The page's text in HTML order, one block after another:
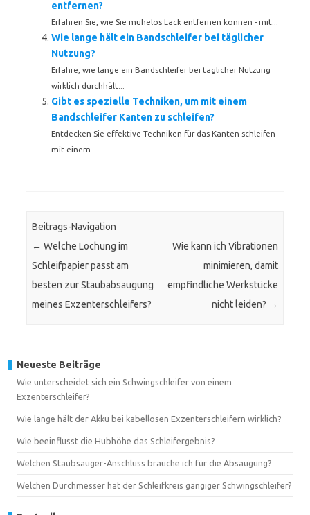
entfernen?
Erfahren Sie, wie Sie mühelos Lack entfernen können - mit...
Wie lange hält ein Bandschleifer bei täglicher
Nutzung?
Erfahre, wie lange ein Bandschleifer bei täglicher Nutzung
wirklich durchhält...
Gibt es spezielle Techniken, um mit einem
Bandschleifer Kanten zu schleifen?
Entdecken Sie effektive Techniken für das Kanten schleifen
mit einem...
Beitrags-Navigation
← Welche Lochung im
Schleifpapier passt am
besten zur Staubabsaugung
meines Exzenterschleifers?
Wie kann ich Vibrationen
minimieren, damit
empfindliche Werkstücke
nicht leiden? →
Neueste Beiträge
Wie unterscheidet sich ein Schwingschleifer von einem
Exzenterschleifer?
Wie lange hält der Akku bei kabellosen Exzenterschleifern wirklich?
Wie beeinflusst die Hubhöhe das Schleifergebnis?
Welchen Staubsauger-Anschluss brauche ich für die Absaugung?
Welchen Durchmesser hat der Schleifkreis gängiger Schwingschleifer?